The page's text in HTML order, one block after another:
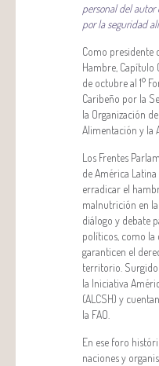
personal del
por la seguridad
Como presidente
Hambre, Capítulo
de octubre al 1°
Caribeño por la
la Organización
Alimentación y la
Los Frentes
de América
erradicar el
malnutrición en
diálogo y debate
políticos, como la
garanticen el
territorio.
la Iniciativa
(ALCSH) y
la FAO.
En ese foro
naciones y